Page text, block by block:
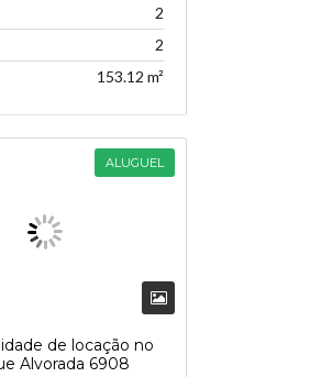
2
2
153.12 m²
ALUGUEL
de locação no
Alvorada 6908